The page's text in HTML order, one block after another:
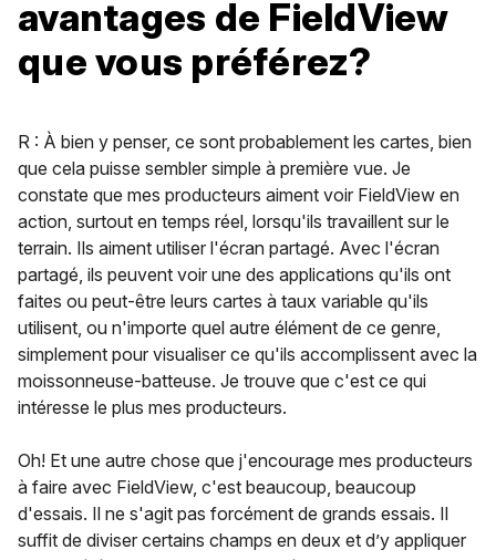
avantages de FieldView
que vous préférez?
R : À bien y penser, ce sont probablement les cartes, bien
que cela puisse sembler simple à première vue. Je
constate que mes producteurs aiment voir FieldView en
action, surtout en temps réel, lorsqu'ils travaillent sur le
terrain. Ils aiment utiliser l'écran partagé. Avec l'écran
partagé, ils peuvent voir une des applications qu'ils ont
faites ou peut-être leurs cartes à taux variable qu'ils
utilisent, ou n'importe quel autre élément de ce genre,
simplement pour visualiser ce qu'ils accomplissent avec la
moissonneuse-batteuse. Je trouve que c'est ce qui
intéresse le plus mes producteurs.
Oh! Et une autre chose que j'encourage mes producteurs
à faire avec FieldView, c'est beaucoup, beaucoup
d'essais. Il ne s'agit pas forcément de grands essais. Il
suffit de diviser certains champs en deux et d’y appliquer